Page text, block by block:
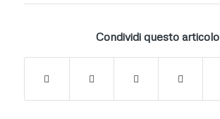
Condividi questo articolo